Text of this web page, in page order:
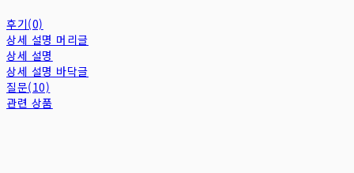
후기(0)
상세 설명 머리글
상세 설명
상세 설명 바닥글
질문(10)
관련 상품